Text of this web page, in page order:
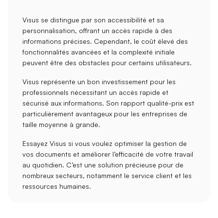
Visus se distingue par son accessibilité et sa
personnalisation, offrant un accès rapide à des
informations précises. Cependant, le coût élevé des
fonctionnalités avancées et la complexité initiale
peuvent être des obstacles pour certains utilisateurs.
Visus représente un bon investissement pour les
professionnels nécessitant un accès rapide et
sécurisé aux informations. Son rapport qualité-prix est
particulièrement avantageux pour les entreprises de
taille moyenne à grande.
Essayez Visus si vous voulez optimiser la gestion de
vos documents et améliorer l’efficacité de votre travail
au quotidien. C’est une solution précieuse pour de
nombreux secteurs, notamment le service client et les
ressources humaines.